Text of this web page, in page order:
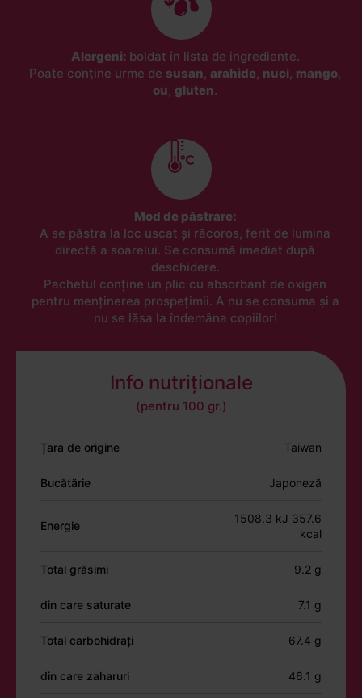
Alergeni: boldat în lista de ingrediente.
Poate conține urme de susan, arahide, nuci, mango,
ou, gluten.
Mod de păstrare:
A se păstra la loc uscat și răcoros, ferit de lumina
directă a soarelui. Se consumă imediat după
deschidere.
Pachetul conține un plic cu absorbant de oxigen
pentru menținerea prospețimii. A nu se consuma și a
nu se lăsa la îndemâna copiilor!
Info nutriționale
(pentru 100 gr.)
Țara de origine Taiwan
Bucătărie Japoneză
Energie
1508.3 kJ 357.6
kcal
Total grăsimi 9.2 g
din care saturate 7.1 g
Total carbohidrați 67.4 g
din care zaharuri 46.1 g